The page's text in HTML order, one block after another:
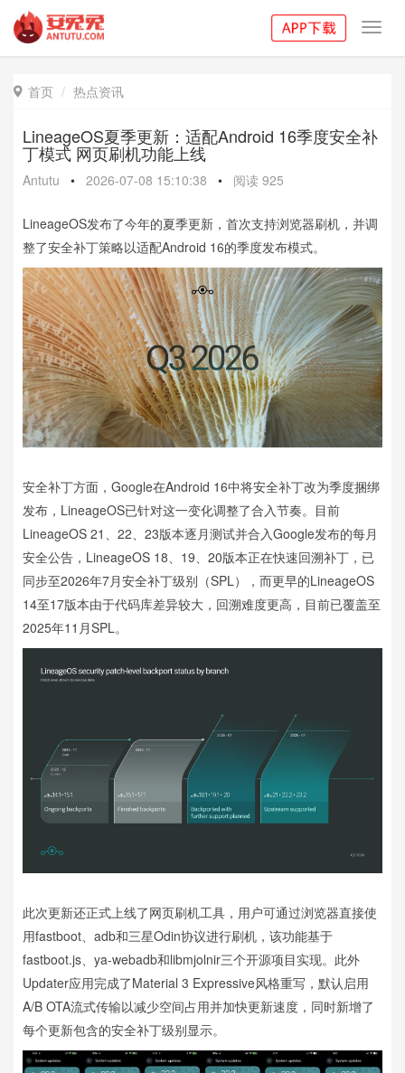
 首页 热点资讯
LineageOS夏季更新：适配Android 16季度安全补
丁模式 网页刷机功能上线
Antutu • 2026-07-08 15:10:38 • 阅读 925
LineageOS发布了今年的夏季更新，首次支持浏览器刷机，并调
整了安全补丁策略以适配Android 16的季度发布模式。
安全补丁方面，Google在Android 16中将安全补丁改为季度捆绑
发布，LineageOS已针对这一变化调整了合入节奏。目前
LineageOS 21、22、23版本逐月测试并合入Google发布的每月
安全公告，LineageOS 18、19、20版本正在快速回溯补丁，已
同步至2026年7月安全补丁级别（SPL），而更早的LineageOS
14至17版本由于代码库差异较大，回溯难度更高，目前已覆盖至
2025年11月SPL。
此次更新还正式上线了网页刷机工具，用户可通过浏览器直接使
用fastboot、adb和三星Odin协议进行刷机，该功能基于
fastboot.js、ya-webadb和libmjolnir三个开源项目实现。此外
Updater应用完成了Material 3 Expressive风格重写，默认启用
A/B OTA流式传输以减少空间占用并加快更新速度，同时新增了
每个更新包含的安全补丁级别显示。